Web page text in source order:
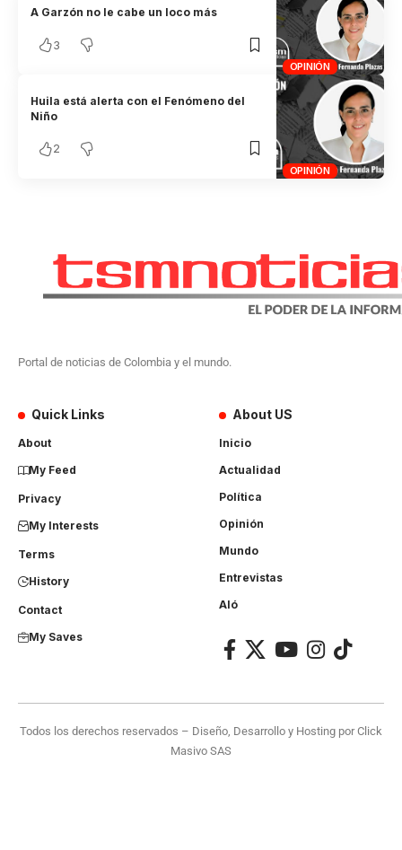
OPINIÓN
A Garzón no le cabe un loco más
3
OPINIÓN
Huila está alerta con el Fenómeno del
Niño
2
Portal de noticias de Colombia y el mundo.
Quick Links
About
My Feed
Privacy
My Interests
Terms
History
Contact
My Saves
About US
Inicio
Actualidad
Política
Opinión
Mundo
Entrevistas
Aló
Todos los derechos reservados – Diseño, Desarrollo y Hosting porClick
Masivo SAS